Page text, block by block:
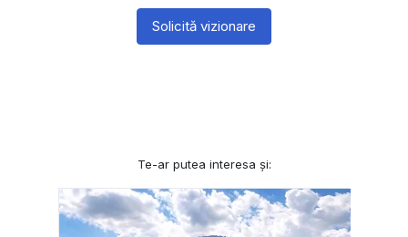
Solicită vizionare
Te-ar putea interesa și: